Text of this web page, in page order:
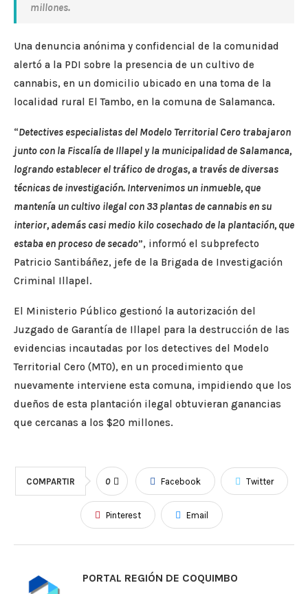
millones.
Una denuncia anónima y confidencial de la comunidad
alertó a la PDI sobre la presencia de un cultivo de
cannabis, en un domicilio ubicado en una toma de la
localidad rural El Tambo, en la comuna de Salamanca.
“Detectives especialistas del Modelo Territorial Cero trabajaron
junto con la Fiscalía de Illapel y la municipalidad de Salamanca,
logrando establecer el tráfico de drogas, a través de diversas
técnicas de investigación. Intervenimos un inmueble, que
mantenía un cultivo ilegal con 33 plantas de cannabis en su
interior, además casi medio kilo cosechado de la plantación, que
estaba en proceso de secado”, informó el subprefecto
Patricio Santibáñez, jefe de la Brigada de Investigación
Criminal Illapel.
El Ministerio Público gestionó la autorización del
Juzgado de Garantía de Illapel para la destrucción de las
evidencias incautadas por los detectives del Modelo
Territorial Cero (MT0), en un procedimiento que
nuevamente interviene esta comuna, impidiendo que los
dueños de esta plantación ilegal obtuvieran ganancias
que cercanas a los $20 millones.
COMPARTIR 0 Facebook Twitter
Pinterest Email
PORTAL REGIÓN DE COQUIMBO